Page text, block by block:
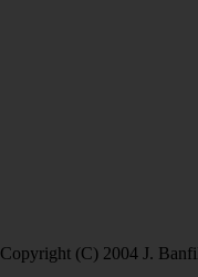
Copyright (C) 2004 J.